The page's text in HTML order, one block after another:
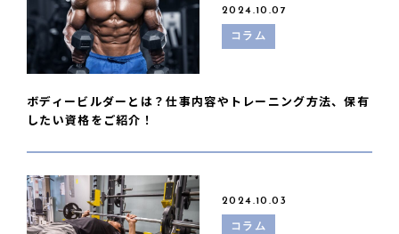
2024.10.07
コラム
ボディービルダーとは？仕事内容やトレーニング方法、保有
したい資格をご紹介！
2024.10.03
コラム